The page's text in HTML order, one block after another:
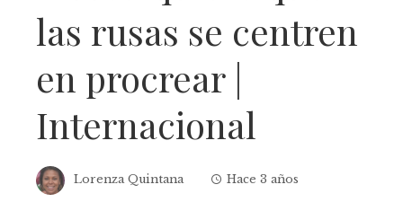
las rusas se centren
en procrear |
Internacional
Lorenza Quintana Hace 3 años